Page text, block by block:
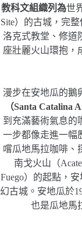
教科文組織列為世
Site）的古城，完
洛克式教堂、修道
座壯麗火山環抱，
漫步在安地瓜的鵝
（Santa Catalina
到充滿藝術氣息的
一步都像走進一幅
嚐瓜地馬拉咖啡、
南戈火山（
Fuego）的起點，
幻古城。安地瓜於
也是瓜地馬